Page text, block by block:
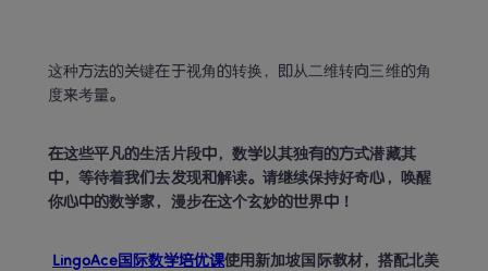
这种方法的关键在于视角的转换，即从二维转向三维的角
度来考量。
在这些平凡的生活片段中，数学以其独有的方式潜藏其
中，等待着我们去发现和解读。请继续保持好奇心，唤醒
你心中的数学家，漫步在这个玄妙的世界中！
LingoAce国际数学培优课使用新加坡国际教材，搭配北美